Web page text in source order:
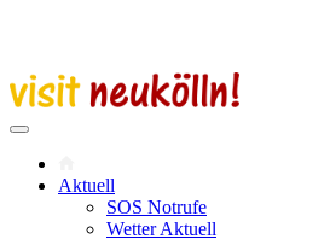
Aktuell
SOS Notrufe
Wetter Aktuell